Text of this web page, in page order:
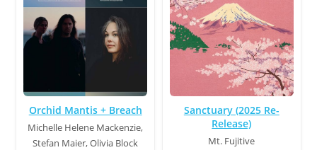
Orchid Mantis + Breach
Michelle Helene Mackenzie,
Stefan Maier, Olivia Block
Sanctuary (2025 Re-
Release)
Mt. Fujitive